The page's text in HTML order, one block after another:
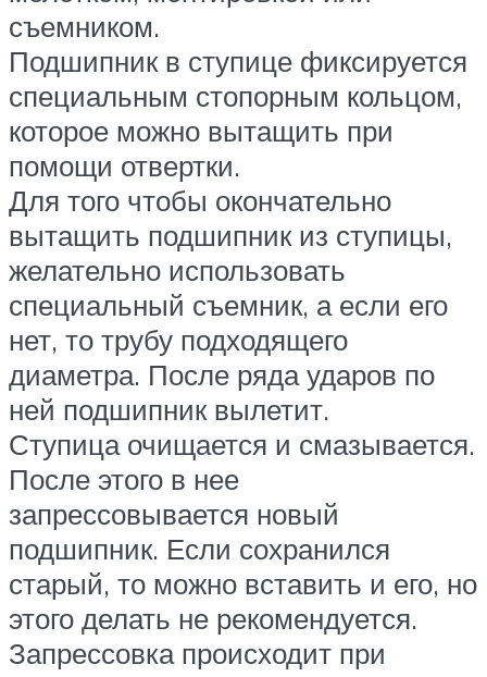
съемником.
Подшипник в ступице фиксируется
специальным стопорным кольцом,
которое можно вытащить при
помощи отвертки.
Для того чтобы окончательно
вытащить подшипник из ступицы,
желательно использовать
специальный съемник, а если его
нет, то трубу подходящего
диаметра. После ряда ударов по
ней подшипник вылетит.
Ступица очищается и смазывается.
После этого в нее
запрессовывается новый
подшипник. Если сохранился
старый, то можно вставить и его, но
этого делать не рекомендуется.
Запрессовка происходит при